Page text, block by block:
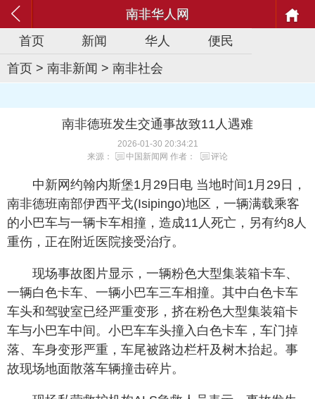
南非华人网
首页
新闻 华人
便民
首页 > 南非新闻 > 南非社会
南非德班发生交通事故致11人遇难
2026-01-30 20:34:21
来源：
中国新闻网 作者： 评论
中新网约翰内斯堡1月29日电 当地时间1月29日，
南非德班南部伊西平戈(Isipingo)地区，一辆满载乘客
的小巴车与一辆卡车相撞，造成11人死亡，另有约8人
重伤，正在附近医院接受治疗。
现场事故图片显示，一辆粉色大型集装箱卡车、
一辆白色卡车、一辆小巴车三车相撞。其中白色卡车
车头和驾驶室已经严重变形，挤在粉色大型集装箱卡
车与小巴车中间。小巴车车头撞入白色卡车，车门掉
落、车身变形严重，车尾被路边栏杆及树木抬起。事
故现场地面散落车辆撞击碎片。